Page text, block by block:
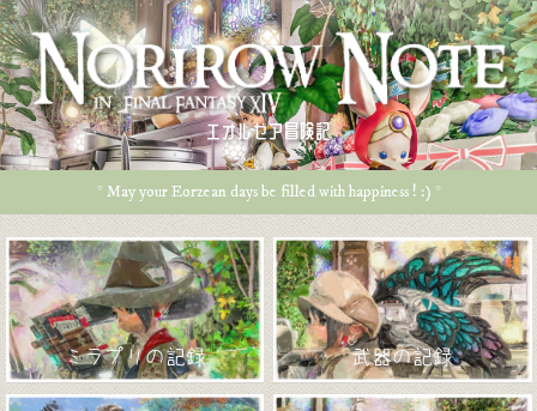
エオルゼア冒険記
* May your Eorzean days be filled with happiness ! :) *
ミラプリの記録 武器の記録